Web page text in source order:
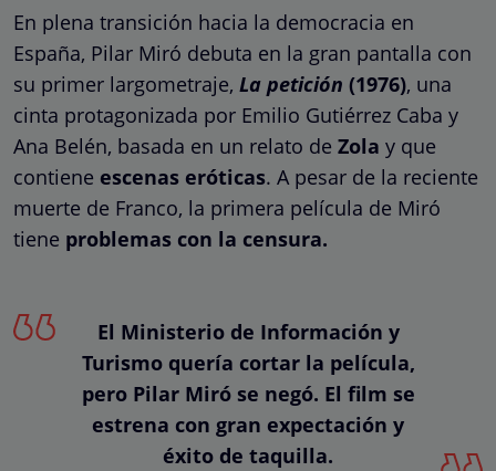
En plena transición hacia la democracia en
España, Pilar Miró debuta en la gran pantalla con
su primer largometraje, La petición (1976), una
cinta protagonizada por Emilio Gutiérrez Caba y
Ana Belén, basada en un relato de Zola y que
contiene escenas eróticas. A pesar de la reciente
muerte de Franco, la primera película de Miró
tiene problemas con la censura.
El Ministerio de Información y
Turismo quería cortar la película,
pero Pilar Miró se negó. El film se
estrena con gran expectación y
éxito de taquilla.